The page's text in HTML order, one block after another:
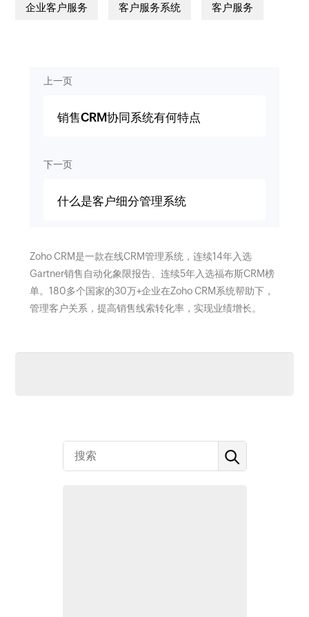
企业客户服务 客户服务系统 客户服务
上一页
销售CRM协同系统有何特点
下一页
什么是客户细分管理系统
Zoho CRM是一款在线CRM管理系统，连续14年入选
Gartner销售自动化象限报告、连续5年入选福布斯CRM榜
单。180多个国家的30万+企业在Zoho CRM系统帮助下，
管理客户关系，提高销售线索转化率，实现业绩增长。